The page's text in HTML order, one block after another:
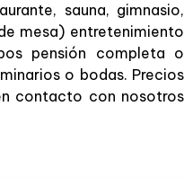
sauna, gimnasio,
mesa) entretenimiento
pensión completa o
o bodas. Precios
contacto con nosotros